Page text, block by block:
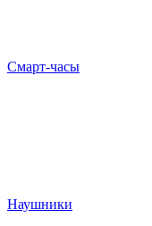
Смарт-часы
Наушники